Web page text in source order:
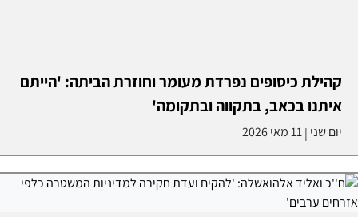
קהילת כיסופים נפרדת מעומר וחוזרת הביתה: 'הייתם
איתנו בכאב, בתקווה ובתקומה'
יום שני |11 מאי 2026